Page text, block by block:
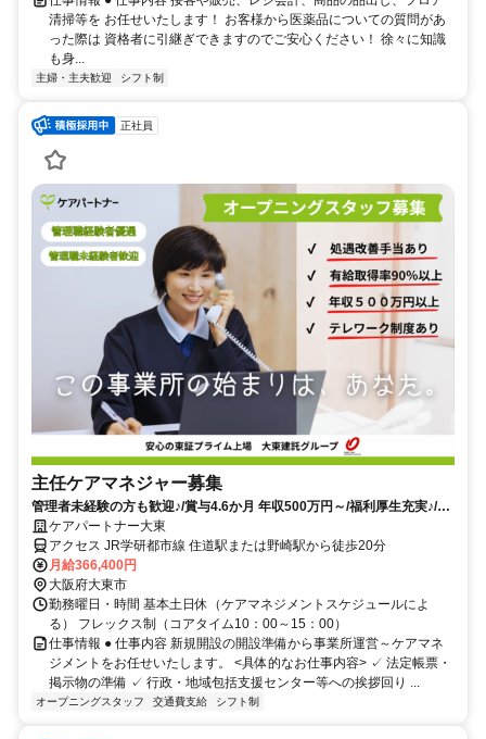
清掃等を お任せいたします！ お客様から医薬品についての質問があ
った際は 資格者に引継ぎできますのでご安心ください！ 徐々に知識
も身...
主婦・主夫歓迎 シフト制
正社員
主任ケアマネジャー募集
管理者未経験の方も歓迎♪/賞与4.6か月 年収500万円～/福利厚生充実♪/マ
イカー通勤可
ケアパートナー大東
アクセス JR学研都市線 住道駅または野崎駅から徒歩20分
月給366,400円
大阪府大東市
勤務曜日・時間 基本土日休（ケアマネジメントスケジュールによ
る） フレックス制（コアタイム10：00～15：00）
仕事情報 ● 仕事内容 新規開設の開設準備から事業所運営～ケアマネ
ジメントをお任せいたします。 <具体的なお仕事内容> ✓ 法定帳票・
掲示物の準備 ✓ 行政・地域包括支援センター等への挨拶回り ...
オープニングスタッフ 交通費支給 シフト制